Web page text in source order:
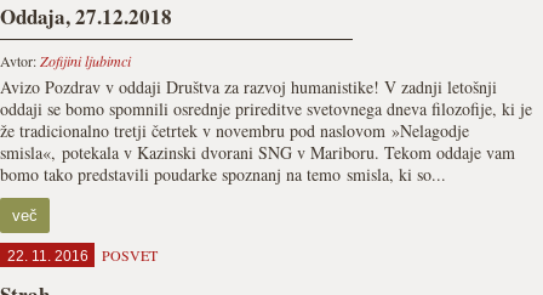
Oddaja, 27.12.2018
Avtor:Zofijini ljubimci
Avizo Pozdrav v oddaji Društva za razvoj humanistike! V zadnji letošnji
oddaji se bomo spomnili osrednje prireditve svetovnega dneva filozofije, ki je
že tradicionalno tretji četrtek v novembru pod naslovom »Nelagodje
smisla«, potekala v Kazinski dvorani SNG v Mariboru. Tekom oddaje vam
bomo tako predstavili poudarke spoznanj na temo smisla, ki so...
več
22. 11. 2016 POSVET